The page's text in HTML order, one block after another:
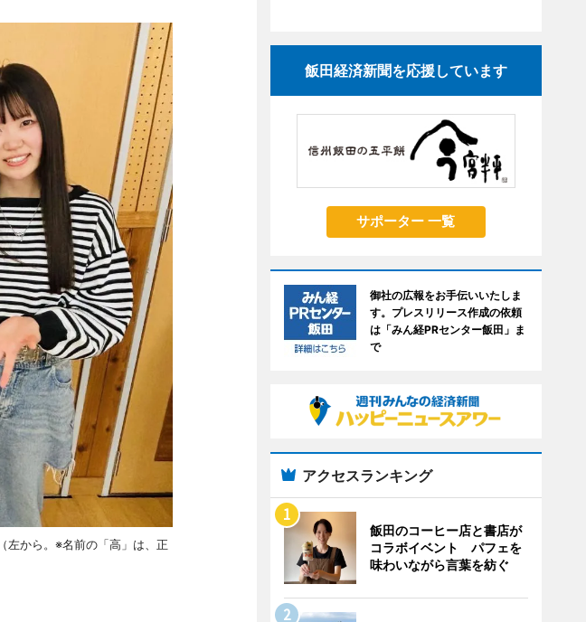
左から。※名前の「高」は、正
飯田経済新聞を応援しています
サポーター 一覧
御社の広報をお手伝いいたしま
す。プレスリリース作成の依頼
は「みん経PRセンター飯田」ま
で
アクセスランキング
飯田のコーヒー店と書店が
コラボイベント パフェを
味わいながら言葉を紡ぐ